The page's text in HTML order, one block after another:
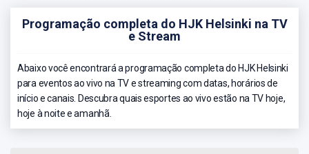
Programação completa do HJK Helsinki na TV
e Stream
Abaixo você encontrará a programação completa do HJK Helsinki
para eventos ao vivo na TV e streaming com datas, horários de
início e canais. Descubra quais esportes ao vivo estão na TV hoje,
hoje à noite e amanhã.